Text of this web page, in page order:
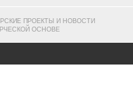
ПРОЕКТЫ И НОВОСТИ
ОСНОВЕ